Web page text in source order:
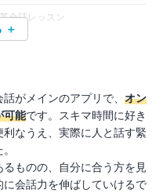
会話レッスン
＋
がメインのアプリで、 オン
可能です。スキマ時間に好き
なうえ、実際に人と話す緊
ものの、自分に合う方を見
会話力を伸ばしていけるで